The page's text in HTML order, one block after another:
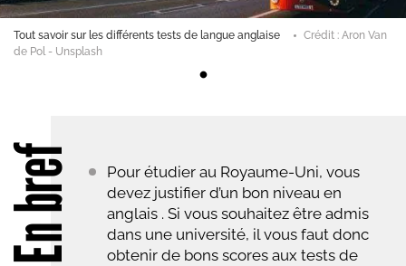
bref
Pour étudier au Royaume-Uni, vous
devez justifier d’un bon niveau en
anglais . Si vous souhaitez être admis
dans une université, il vous faut donc
obtenir de bons scores aux tests de
Tout savoir sur les différents tests de langue anglaise
Crédit : Aron Van
de Pol - Unsplash